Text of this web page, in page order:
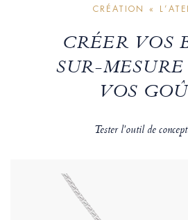
CRÉATION «
CRÉER VOS
SUR-
VOS
Tester l'outil de